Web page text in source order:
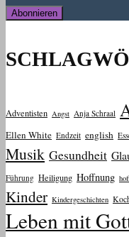
Adventisten Angst Anja Schraal
Ellen White Endzeit english
Musik Gesundheit
Führung Heiligung Hoffnung
Kinder Kindergeschichten
Leben mit